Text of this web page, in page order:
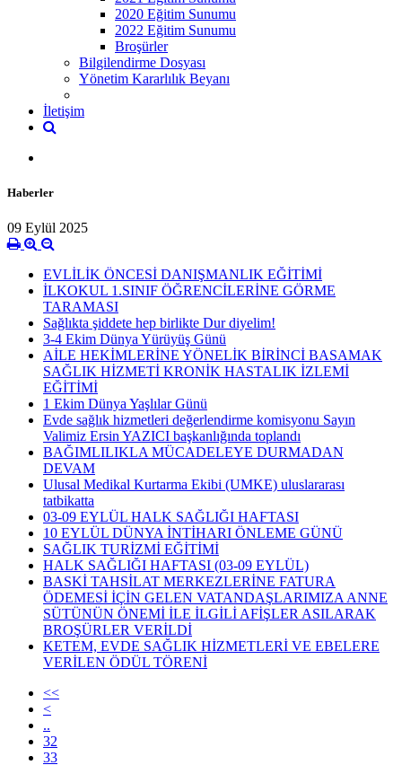
2020 Eğitim Sunumu
2022 Eğitim Sunumu
Broşürler
Bilgilendirme Dosyası
Yönetim Kararlılık Beyanı
İletişim
Haberler
09 Eylül 2025
EVLİLİK ÖNCESİ DANIŞMANLIK EĞİTİMİ
İLKOKUL 1.SINIF ÖĞRENCİLERİNE GÖRME
TARAMASI
Sağlıkta şiddete hep birlikte Dur diyelim!
3-4 Ekim Dünya Yürüyüş Günü
AİLE HEKİMLERİNE YÖNELİK BİRİNCİ BASAMAK
SAĞLIK HİZMETİ KRONİK HASTALIK İZLEMİ
EĞİTİMİ
1 Ekim Dünya Yaşlılar Günü
Evde sağlık hizmetleri değerlendirme komisyonu Sayın
Valimiz Ersin YAZICI başkanlığında toplandı
BAĞIMLILIKLA MÜCADELEYE DURMADAN
DEVAM
Ulusal Medikal Kurtarma Ekibi (UMKE) uluslararası
tatbikatta
03-09 EYLÜL HALK SAĞLIĞI HAFTASI
10 EYLÜL DÜNYA İNTİHARI ÖNLEME GÜNÜ
SAĞLIK TURİZMİ EĞİTİMİ
HALK SAĞLIĞI HAFTASI (03-09 EYLÜL)
BASKİ TAHSİLAT MERKEZLERİNE FATURA
ÖDEMESİ İÇİN GELEN VATANDAŞLARIMIZA ANNE
SÜTÜNÜN ÖNEMİ İLE İLGİLİ AFİŞLER ASILARAK
BROŞÜRLER VERİLDİ
KETEM, EVDE SAĞLIK HİZMETLERİ VE EBELERE
VERİLEN ÖDÜL TÖRENİ
<<
<
..
32
33